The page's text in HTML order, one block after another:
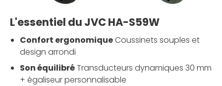
L'essentiel du JVC HA-S59W
Confort ergonomiqueCoussinets souples et
design arrondi
Son équilibréTransducteurs dynamiques 30 mm
+ égaliseur personnalisable